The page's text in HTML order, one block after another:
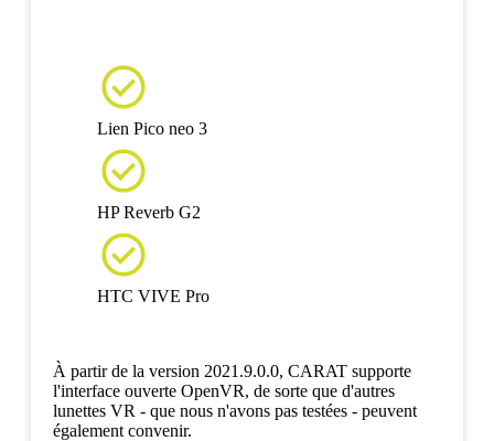

Lien Pico neo 3

HP Reverb G2

HTC VIVE Pro
À partir de la version 2021.9.0.0, CARAT supporte
l'interface ouverte OpenVR, de sorte que d'autres
lunettes VR - que nous n'avons pas testées - peuvent
également convenir.